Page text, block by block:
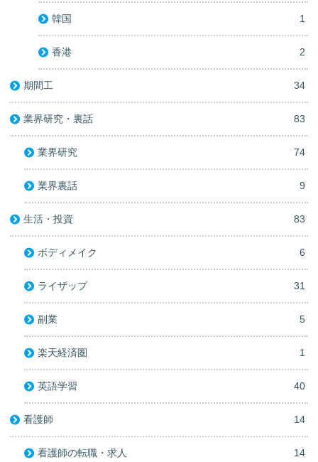
韓国 1
香港 2
期間工 34
業界研究・裏話 83
業界研究 74
業界裏話 9
生活・投資 83
ボディメイク 6
ライザップ 31
副業 5
楽天経済圏 1
英語学習 40
看護師 14
看護師の転職・求人 14